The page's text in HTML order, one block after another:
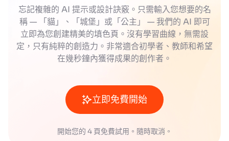
忘記複雜的 AI 提示或設計訣竅。只需輸入您想要的名
稱 — 「貓」、「城堡」或「公主」 — 我們的 AI 即可
立即為您創建精美的填色頁。沒有學習曲線，無需設
定，只有純粹的創造力。非常適合初學者、教師和希望
在幾秒鐘內獲得成果的創作者。
立即免費開始
開始您的 4 頁免費試用。隨時取消。